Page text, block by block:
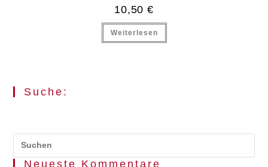
10,50 €
Weiterlesen
Suche:
Neueste Kommentare